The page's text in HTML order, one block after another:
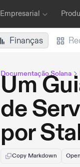
Empresarial
Finanças
Documentação Solana
Um
de
por
Copy Markdown Open